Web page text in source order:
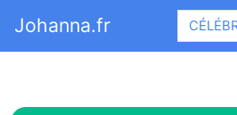
Johanna.fr